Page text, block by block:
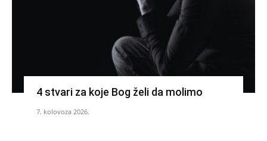
4 stvari za koje Bog želi da molimo
7. kolovoza 2026.